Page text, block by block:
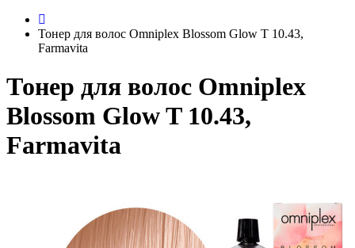
Тонер для волос Omniplex Blossom Glow T 10.43,
Farmavita
Тонер для волос Omniplex
Blossom Glow T 10.43,
Farmavita